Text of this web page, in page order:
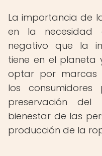
La importancia de
en la necesidad
negativo que la
tiene en el planeta
optar por marcas
los
preservación
bienestar de las
producción de la